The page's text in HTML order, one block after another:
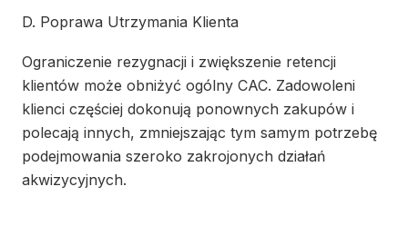
D. Poprawa Utrzymania Klienta
Ograniczenie rezygnacji i zwiększenie retencji
klientów może obniżyć ogólny CAC. Zadowoleni
klienci częściej dokonują ponownych zakupów i
polecają innych, zmniejszając tym samym potrzebę
podejmowania szeroko zakrojonych działań
akwizycyjnych.